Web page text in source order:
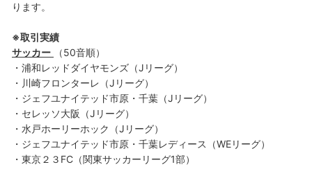
ります。
※取引実績
サッカー
（50音順）
・浦和レッドダイヤモンズ（Jリーグ）
・川崎フロンターレ（Jリーグ）
・ジェフユナイテッド市原・千葉（Jリーグ）
・セレッソ大阪（Jリーグ）
・水戸ホーリーホック（Jリーグ）
・ジェフユナイテッド市原・千葉レディース（WEリーグ）
・東京２３FC（関東サッカーリーグ1部）